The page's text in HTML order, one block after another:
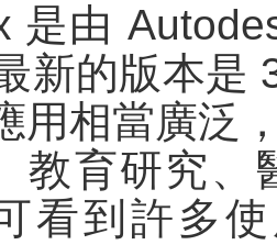
是由
新的版本是
用相當廣泛
教育研究、
看到許多